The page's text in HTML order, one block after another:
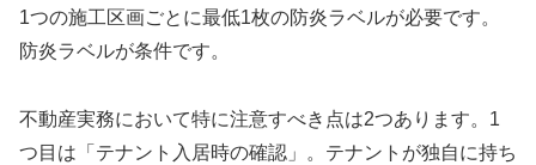
1つの施工区画ごとに最低1枚の防炎ラベルが必要です。
防炎ラベルが条件です。
不動産実務において特に注意すべき点は2つあります。1
つ目は「テナント入居時の確認」。テナントが独自に持ち